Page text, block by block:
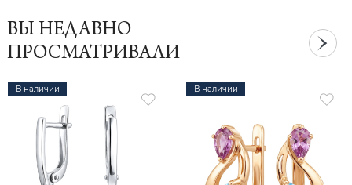
ВЫ НЕДАВНО
ПРОСМАТРИВАЛИ
В наличии В наличии